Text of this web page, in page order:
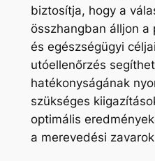
biztosítja, hogy a
összhangban álljon a
és egészségügyi
utóellenőrzés
hatékonyságának
szükséges
optimális
a merevedési